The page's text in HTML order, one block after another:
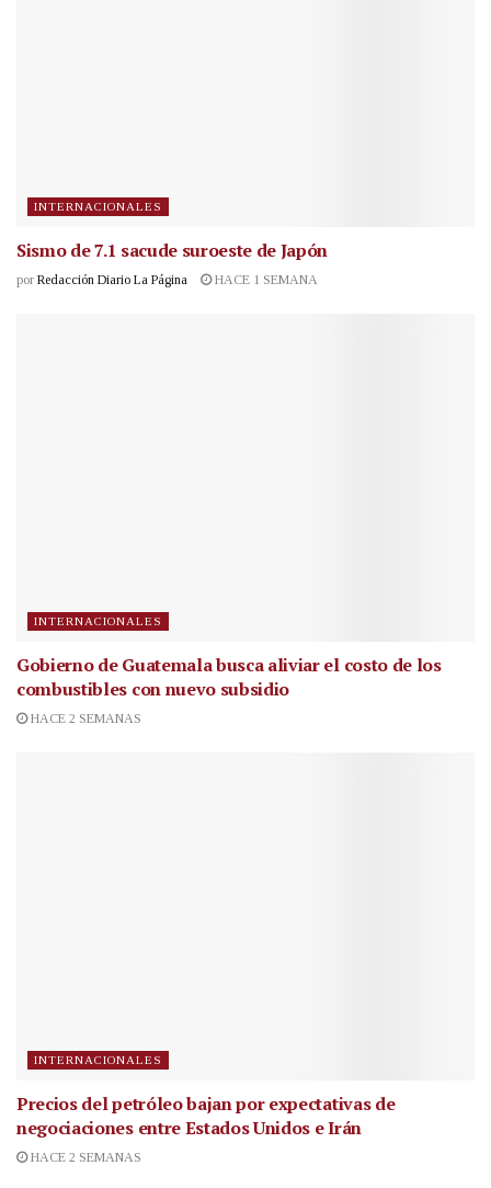
INTERNACIONALES
Sismo de 7.1 sacude suroeste de Japón
por Redacción Diario La Página HACE 1 SEMANA
INTERNACIONALES
Gobierno de Guatemala busca aliviar el costo de los
combustibles con nuevo subsidio
HACE 2 SEMANAS
INTERNACIONALES
Precios del petróleo bajan por expectativas de
negociaciones entre Estados Unidos e Irán
HACE 2 SEMANAS